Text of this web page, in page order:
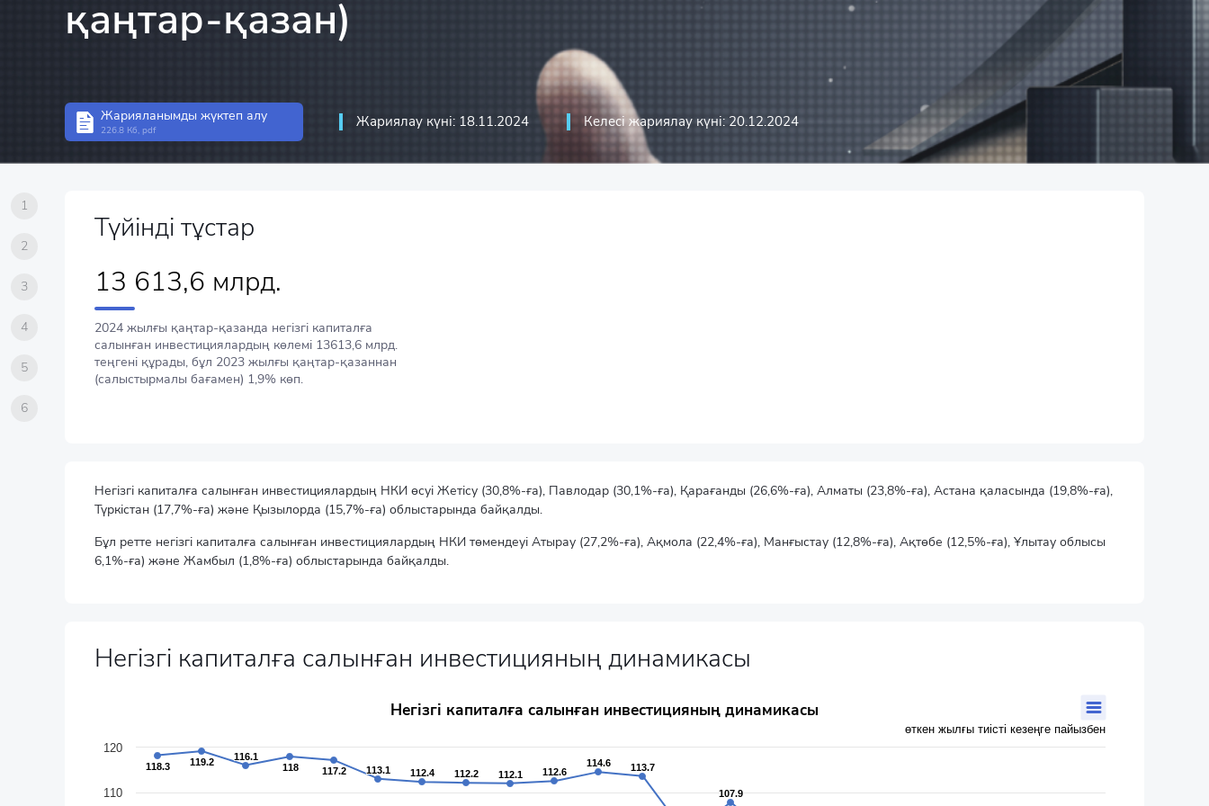
Инвестициялар статистикасы
Ақпараттық-коммуникациялық технологиялар және
байланыс статистикасы
қаңтар-қазан)
Жарияланымды жүктеп алу
226.8 Кб, pdf Жариялау күні: 18.11.2024 Келесі жариялау күні: 20.12.2024
1
2
3
4
5
6
Түйінді тұстар
13 613,6 млрд.
2024 жылғы қаңтар-қазанда негізгі капиталға
салынған инвестициялардың көлемі 13613,6 млрд.
теңгені құрады, бұл 2023 жылғы қаңтар-қазаннан
(салыстырмалы бағамен) 1,9% көп.
Негізгі капиталға салынған инвестициялардың НКИ өсуі Жетісу (30,8%-ға), Павлодар (30,1%-ға), Қарағанды (26,6%-ға), Алматы (23,8%-ға), Астана қаласында (19,8%-ға),
Түркістан (17,7%-ға) және Қызылорда (15,7%-ға) облыстарында байқалды.
Бұл ретте негізгі капиталға салынған инвестициялардың НКИ төмендеуі Атырау (27,2%-ға), Ақмола (22,4%-ға), Манғыстау (12,8%-ға), Ақтөбе (12,5%-ға), Ұлытау облысы
6,1%-ға) және Жамбыл (1,8%-ға) облыстарында байқалды.
Негізгі капиталға салынған инвестицияның динамикасы
Негізгі капиталға салынған инвестицияның динамикасы
өткен жылғы тиісті кезеңге пайызбен
The chart has 1 X axis displaying categories.
The chart has 1 Y axis displaying values. Data ranges from 93.5 to 119.2.
Негізгі капиталға салынған инвестицияның динамикасы
өткен жылғы тиісті кезеңге пайызбен
118.3
118.3 119.2
119.2 116.1
116.1
118
118 117.2
117.2 113.1
113.1 112.4
112.4 112.2
112.2 112.1
112.1 112.6
112.6
114.6
114.6 113.7
113.7
107.9
107.9
110
120